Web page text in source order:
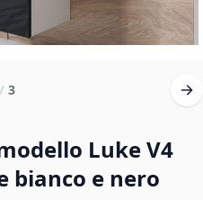
/ 3
Luke V4
bianco e nero